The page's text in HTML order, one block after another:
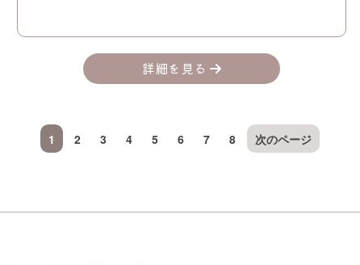
詳細を見る
1 2 3 4 5 6 7 8 次のページ